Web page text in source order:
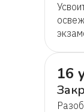
16